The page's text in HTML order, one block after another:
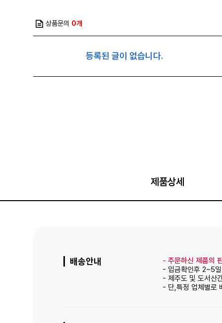
상품문의 0개
등록된 글이 없습니다.
제품상세
배송안내 - 주문하신 제품의
- 입금확인후 2~5
- 제주도 및 도서산
- 단,특정 업체별로